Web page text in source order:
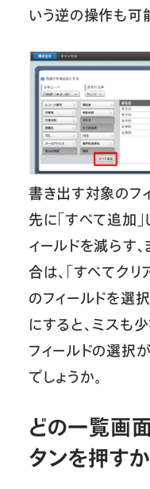
いう逆の操作も可
書き出す対象のフ
先に「すべて追加
ィールドを減らす
合は、「すべてク
のフィールドを選
にすると、ミスも
フィールドの選択
でしょうか。
どの一覧画
タンを押す